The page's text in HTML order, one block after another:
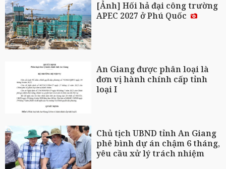
[Ảnh] Hối hả đại công trường
APEC 2027 ở Phú Quốc
An Giang được phân loại là
đơn vị hành chính cấp tỉnh
loại I
Chủ tịch UBND tỉnh An Giang
phê bình dự án chậm 6 tháng,
yêu cầu xử lý trách nhiệm